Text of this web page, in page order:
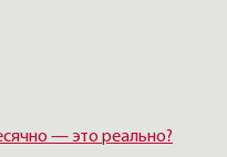
— это реально?